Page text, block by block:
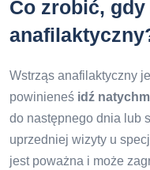
Co zrobić,
Wstrząs anafilaktyczny
powinieneś idź
do następnego dnia lub
uprzedniej wizyty u
jest poważna i może